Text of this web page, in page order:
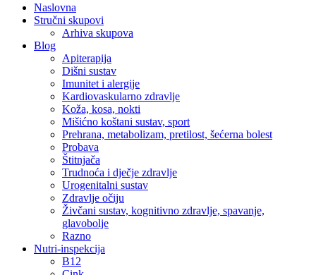
Naslovna
Stručni skupovi
Arhiva skupova
Blog
Apiterapija
Dišni sustav
Imunitet i alergije
Kardiovaskularno zdravlje
Koža, kosa, nokti
Mišićno koštani sustav, sport
Prehrana, metabolizam, pretilost, šećerna bolest
Probava
Štitnjača
Trudnoća i dječje zdravlje
Urogenitalni sustav
Zdravlje očiju
Živčani sustav, kognitivno zdravlje, spavanje,
glavobolje
Razno
Nutri-inspekcija
B12